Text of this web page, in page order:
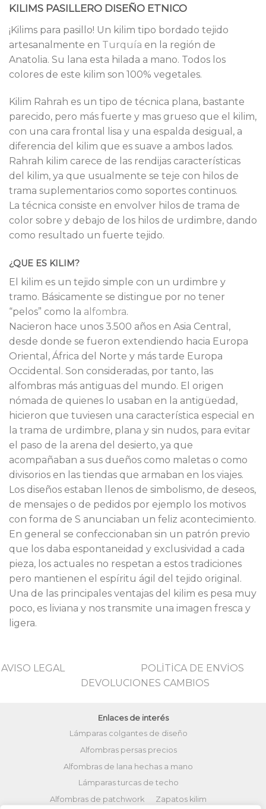
KILIMS PASILLERO DISEÑO ETNICO
¡Kilims para pasillo! Un kilim tipo bordado tejido
artesanalmente en Turquía en la región de
Anatolia. Su lana esta hilada a mano. Todos los
colores de este kilim son 100% vegetales.
Kilim Rahrah es un tipo de técnica plana, bastante
parecido, pero más fuerte y mas grueso que el kilim,
con una cara frontal lisa y una espalda desigual, a
diferencia del kilim que es suave a ambos lados.
Rahrah kilim carece de las rendijas características
del kilim, ya que usualmente se teje con hilos de
trama suplementarios como soportes continuos.
La técnica consiste en envolver hilos de trama de
color sobre y debajo de los hilos de urdimbre, dando
como resultado un fuerte tejido.
¿QUE ES KILIM?
El kilim es un tejido simple con un urdimbre y
tramo. Básicamente se distingue por no tener
“pelos” como la alfombra.
Nacieron hace unos 3.500 años en Asia Central,
desde donde se fueron extendiendo hacia Europa
Oriental, África del Norte y más tarde Europa
Occidental. Son consideradas, por tanto, las
alfombras más antiguas del mundo. El origen
nómada de quienes lo usaban en la antigüedad,
hicieron que tuviesen una característica especial en
la trama de urdimbre, plana y sin nudos, para evitar
el paso de la arena del desierto, ya que
acompañaban a sus dueños como maletas o como
divisorios en las tiendas que armaban en los viajes.
Los diseños estaban llenos de simbolismo, de deseos,
de mensajes o de pedidos por ejemplo los motivos
con forma de S anunciaban un feliz acontecimiento.
En general se confeccionaban sin un patrón previo
que los daba espontaneidad y exclusividad a cada
pieza, los actuales no respetan a estos tradiciones
pero mantienen el espíritu ágil del tejido original.
Una de las principales ventajas del kilim es pesa muy
poco, es liviana y nos transmite una imagen fresca y
ligera.
AVISO LEGAL
POLİTİCA DE ENVİOS
DEVOLUCIONES CAMBIOS
Enlaces de interés
Lámparas colgantes de diseño
Alfombras persas precios
Alfombras de lana hechas a mano
Lámparas turcas de techo
Alfombras de patchwork
Zapatos kilim